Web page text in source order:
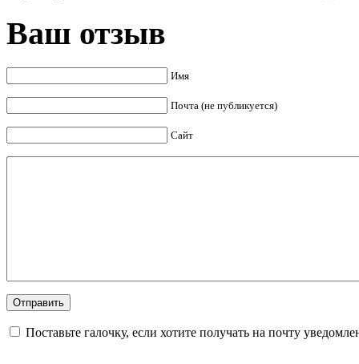
Ваш отзыв
Имя
Почта (не публикуется)
Сайт
Поставьте галочку, если хотите получать на почту